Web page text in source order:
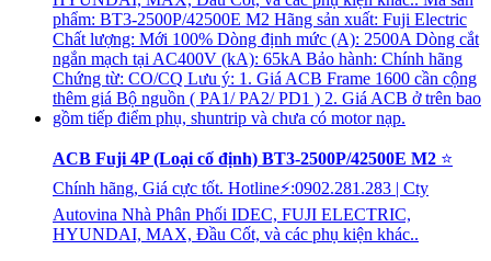
ACB Fuji 4P (Loại cố định) BT3-2500P/42500E M2 ⭐
Chính hãng, Giá cực tốt. Hotline⚡:0902.281.283 | Cty
Autovina Nhà Phân Phối IDEC, FUJI ELECTRIC,
HYUNDAI, MAX, Đầu Cốt, và các phụ kiện khác..